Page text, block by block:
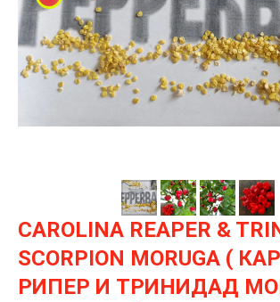
CAROLINA REAPER &
SCORPION MORUGA (
РИПЕР И ТРИНИДАД